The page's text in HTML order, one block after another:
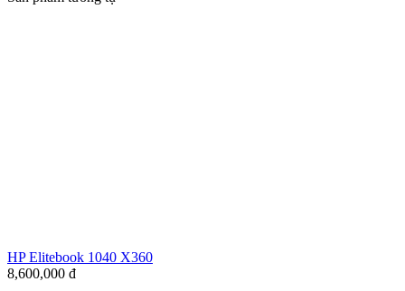
HP Elitebook 1040 X360
8,600,000 đ